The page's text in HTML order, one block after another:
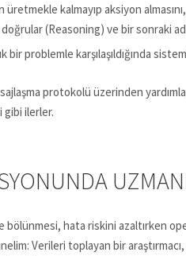
üretmekle kalmayıp aksiyon
(Reasoning) ve bir sonraki
bir problemle karşılaşıldığında
protokolü üzerinden
ilerler.
bölünmesi, hata riskini azaltırken
Verileri toplayan bir